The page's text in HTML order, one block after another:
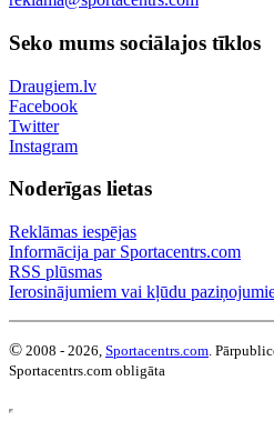
Seko mums sociālajos tīklos
Draugiem.lv
Facebook
Twitter
Instagram
Noderīgas lietas
Reklāmas iespējas
Informācija par Sportacentrs.com
RSS plūsmas
Ierosinājumiem vai kļūdu
© 2008 - 2026, Sportacentrs.com.
Sportacentrs.com obligāta